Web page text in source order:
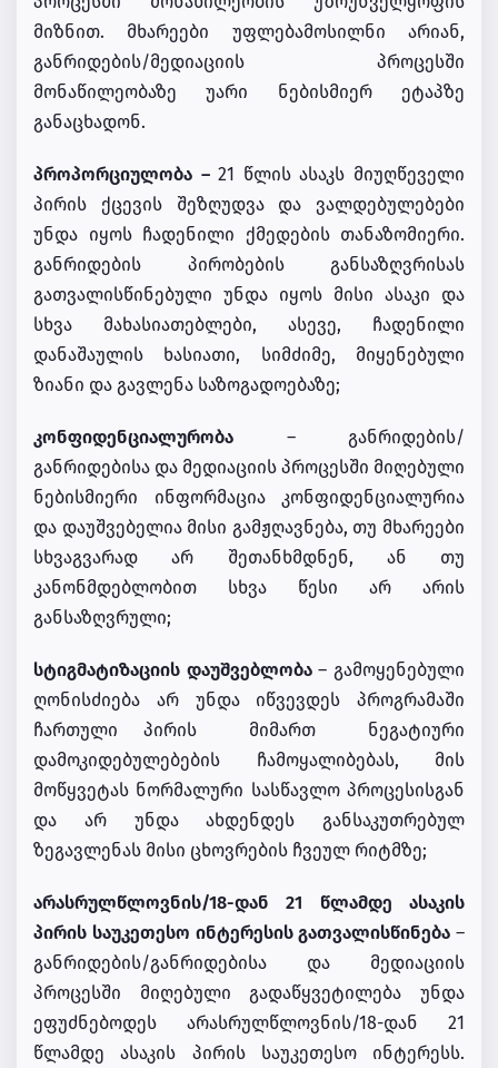
მიზნით. მხარეები უფლებამოსილნი არიან,
განრიდების/მედიაციის პროცესში
მონაწილეობაზე უარი ნებისმიერ ეტაპზე
განაცხადონ.
პროპორციულობა –21 წლის ასაკს მიუღწეველი
პირის ქცევის შეზღუდვა და ვალდებულებები
უნდა იყოს ჩადენილი ქმედების თანაზომიერი.
განრიდების პირობების განსაზღვრისას
გათვალისწინებული უნდა იყოს მისი ასაკი და
სხვა მახასიათებლები, ასევე, ჩადენილი
დანაშაულის ხასიათი, სიმძიმე, მიყენებული
ზიანი და გავლენა საზოგადოებაზე;
კონფიდენციალურობა – განრიდების/
განრიდებისა და მედიაციის პროცესში მიღებული
ნებისმიერი ინფორმაცია კონფიდენციალურია
და დაუშვებელია მისი გამჟღავნება, თუ მხარეები
სხვაგვარად არ შეთანხმდნენ, ან თუ
კანონმდებლობით სხვა წესი არ არის
განსაზღვრული;
სტიგმატიზაციის დაუშვებლობა– გამოყენებული
ღონისძიება არ უნდა იწვევდეს პროგრამაში
ჩართული პირის მიმართ ნეგატიური
დამოკიდებულებების ჩამოყალიბებას, მის
მოწყვეტას ნორმალური სასწავლო პროცესისგან
და არ უნდა ახდენდეს განსაკუთრებულ
ზეგავლენას მისი ცხოვრების ჩვეულ რიტმზე;
არასრულწლოვნის/18-დან 21 წლამდე ასაკის
პირის საუკეთესო ინტერესის გათვალისწინება –
განრიდების/განრიდებისა და მედიაციის
პროცესში მიღებული გადაწყვეტილება უნდა
ეფუძნებოდეს არასრულწლოვნის/18-დან 21
წლამდე ასაკის პირის საუკეთესო ინტერესს.